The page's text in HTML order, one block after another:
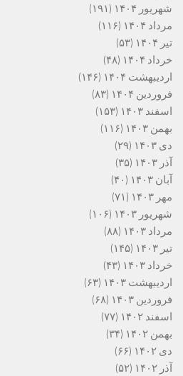
شهریور ۱۴۰۴
(۱۹۱)
مرداد ۱۴۰۴
(۱۱۶)
تیر ۱۴۰۴
(۵۳)
خرداد ۱۴۰۴
(۴۸)
اردیبهشت ۱۴۰۴
(۱۴۶)
فروردین ۱۴۰۴
(۸۳)
اسفند ۱۴۰۳
(۱۵۳)
بهمن ۱۴۰۳
(۱۱۶)
دی ۱۴۰۳
(۲۹)
آذر ۱۴۰۳
(۳۵)
آبان ۱۴۰۳
(۴۰)
مهر ۱۴۰۳
(۷۱)
شهریور ۱۴۰۳
(۱۰۶)
مرداد ۱۴۰۳
(۸۸)
تیر ۱۴۰۳
(۱۴۵)
خرداد ۱۴۰۳
(۴۳)
اردیبهشت ۱۴۰۳
(۶۳)
فروردین ۱۴۰۳
(۶۸)
اسفند ۱۴۰۲
(۷۷)
بهمن ۱۴۰۲
(۳۴)
دی ۱۴۰۲
(۶۶)
آذر ۱۴۰۲
(۵۲)